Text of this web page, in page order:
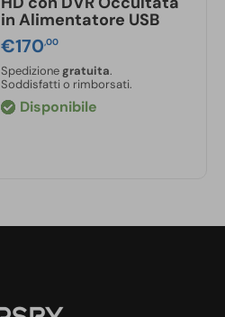
in Alimentatore USB
€170,00
Spedizione gratuita.
Soddisfatti o rimborsati.
Disponibile